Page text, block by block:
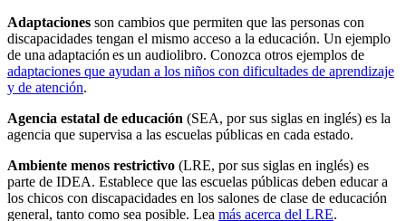
Adaptaciones son cambios que permiten que las personas con
discapacidades tengan el mismo acceso a la educación. Un ejemplo
de una adaptación es un audiolibro. Conozca otros ejemplos de
adaptaciones que ayudan a los niños con dificultades de aprendizaje
y de atención.
Agencia estatal de educación (SEA, por sus siglas en inglés) es la
agencia que supervisa a las escuelas públicas en cada estado.
Ambiente menos restrictivo (LRE, por sus siglas en inglés) es
parte de IDEA. Establece que las escuelas públicas deben educar a
los chicos con discapacidades en los salones de clase de educación
general, tanto como sea posible. Lea más acerca del LRE.